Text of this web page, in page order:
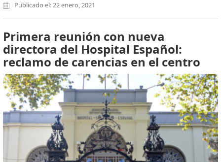
Publicado el: 22 enero, 2021
Primera reunión con nueva
directora del Hospital Español:
reclamo de carencias en el centro